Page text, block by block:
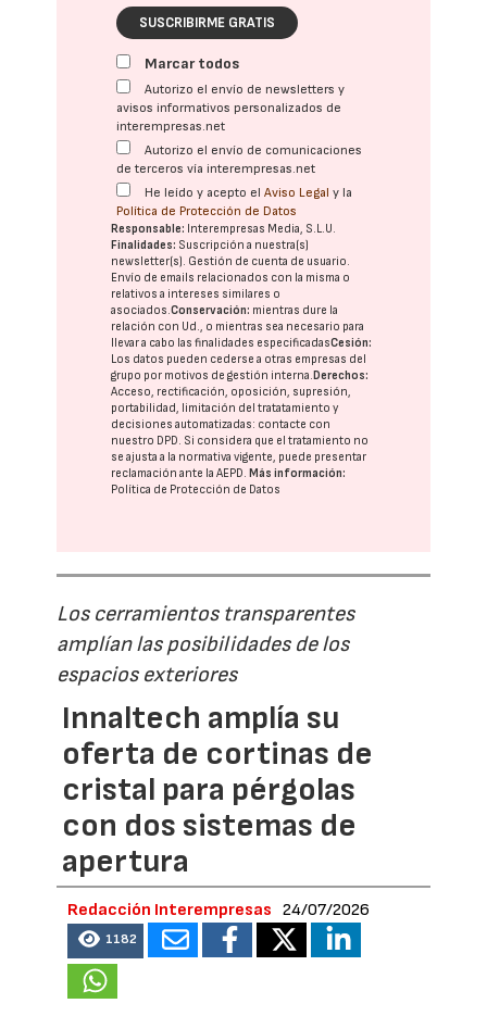
SUSCRIBIRME GRATIS
Marcar todos
Autorizo el envío de newsletters y
avisos informativos personalizados de
interempresas.net
Autorizo el envío de comunicaciones
de terceros vía interempresas.net
He leído y acepto elAviso Legal y la
Política de Protección de Datos
Responsable: Interempresas Media, S.L.U.
Finalidades: Suscripción a nuestra(s)
newsletter(s). Gestión de cuenta de usuario.
Envío de emails relacionados con la misma o
relativos a intereses similares o
asociados.Conservación: mientras dure la
relación con Ud., o mientras sea necesario para
llevar a cabo las finalidades especificadasCesión:
Los datos pueden cederse a otras empresas del
grupo por motivos de gestión interna.Derechos:
Acceso, rectificación, oposición, supresión,
portabilidad, limitación del tratatamiento y
decisiones automatizadas: contacte con
nuestro DPD. Si considera que el tratamiento no
se ajusta a la normativa vigente, puede presentar
reclamación ante laAEPD.Más información:
Política de Protección de Datos
Los cerramientos transparentes
amplían las posibilidades de los
espacios exteriores
Innaltech amplía su
oferta de cortinas de
cristal para pérgolas
con dos sistemas de
apertura
Redacción Interempresas 24/07/2026
1182